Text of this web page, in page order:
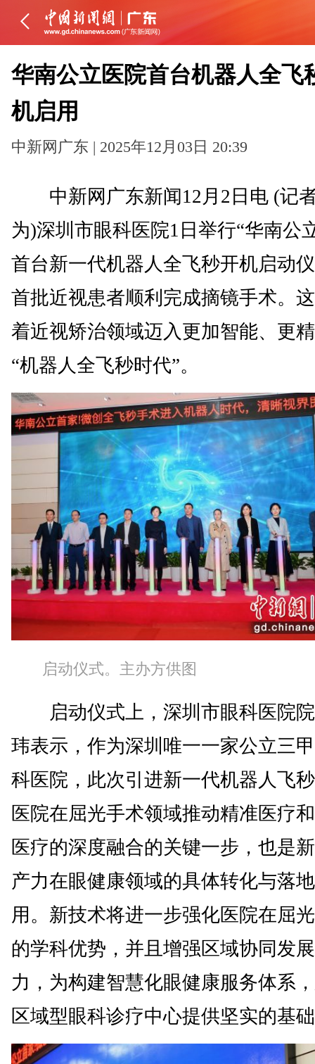
华南公立医院首台机器人全飞
机启用
中新网广东 | 2025年12月03日 20:39
中新网广东新闻12月2日电 (记
为)深圳市眼科医院1日举行“华南公
首台新一代机器人全飞秒开机启动
首批近视患者顺利完成摘镜手术。
着近视矫治领域迈入更加智能、更
“机器人全飞秒时代”。
启动仪式。主办方供图
启动仪式上，深圳市眼科医院
玮表示，作为深圳唯一一家公立三
科医院，此次引进新一代机器人飞
医院在屈光手术领域推动精准医疗
医疗的深度融合的关键一步，也是
产力在眼健康领域的具体转化与落
用。新技术将进一步强化医院在屈
的学科优势，并且增强区域协同发
力，为构建智慧化眼健康服务体系
区域型眼科诊疗中心提供坚实的基